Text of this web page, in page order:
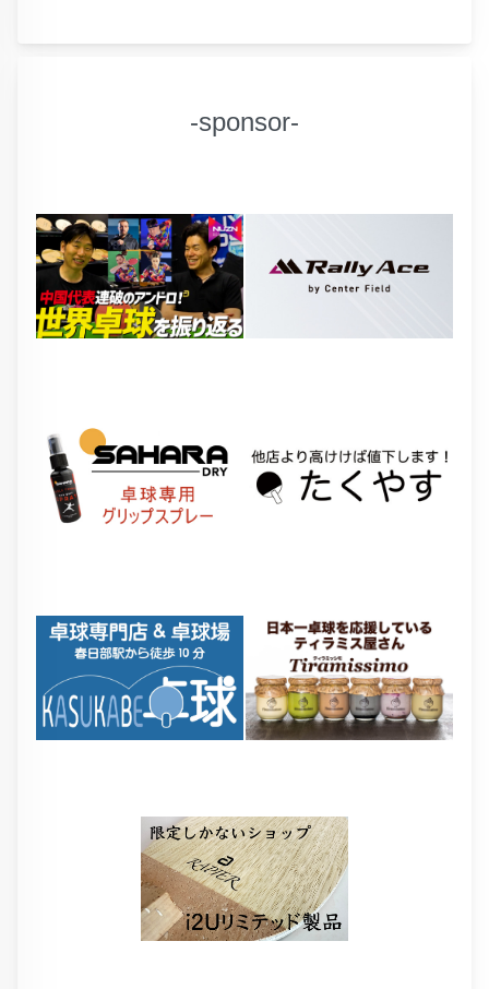
-sponsor-